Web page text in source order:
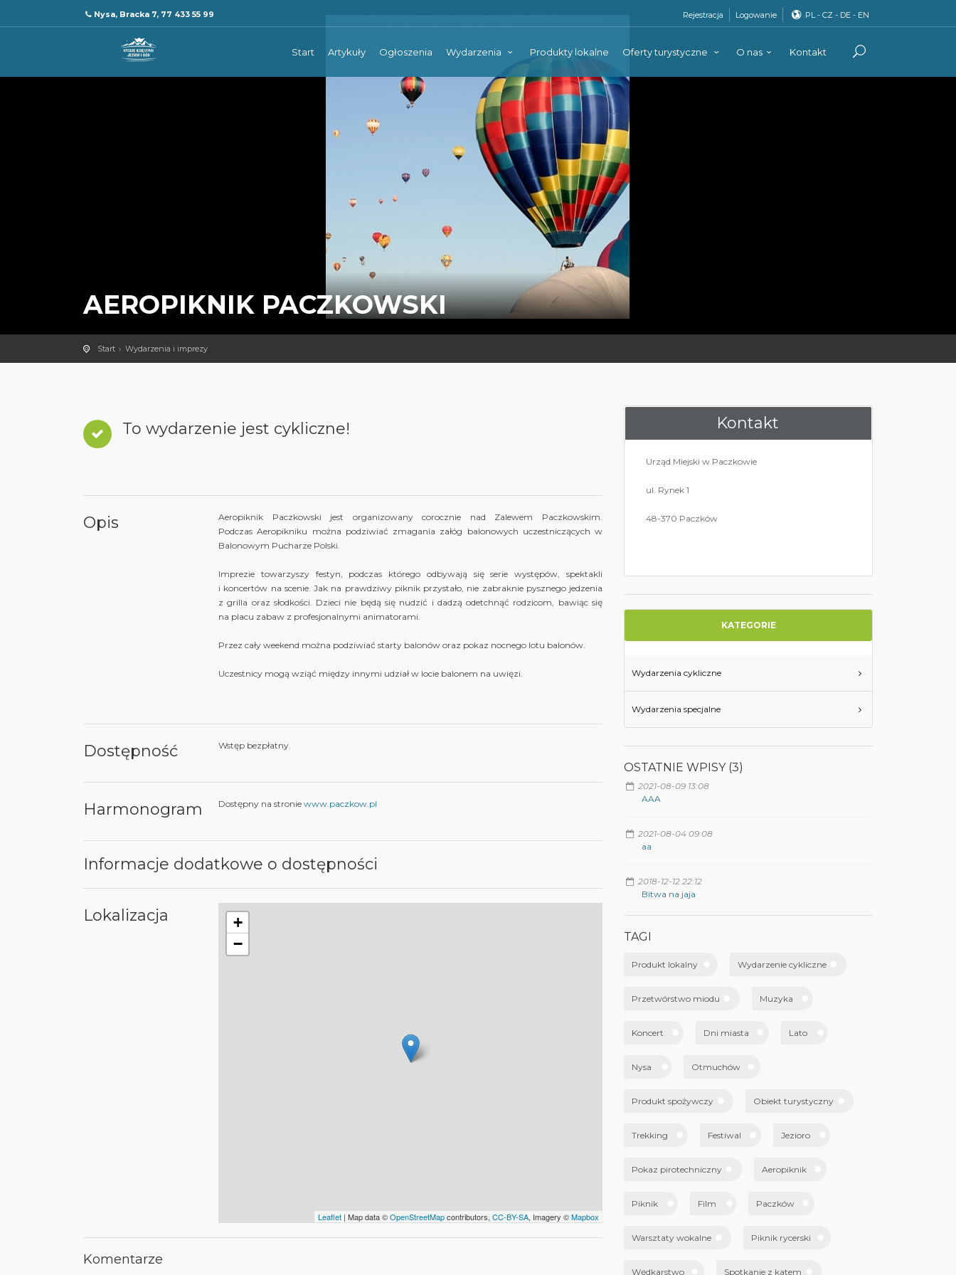
Nysa, Bracka 7, 77 433 55 99 Rejestracja Logowanie PL- CZ - DE - EN
Start Artykuły Ogłoszenia Wydarzenia Produkty lokalne Oferty turystyczne O nas Kontakt
AEROPIKNIK PACZKOWSKI
Start Wydarzenia i imprezy
To wydarzenie jest cykliczne!
Opis
Aeropiknik Paczkowski jest organizowany corocznie nad Zalewem Paczkowskim.
Podczas Aeropikniku można podziwiać zmagania załóg balonowych uczestniczących w
Balonowym Pucharze Polski.
Imprezie towarzyszy festyn, podczas którego odbywają się serie występów, spektakli
i koncertów na scenie. Jak na prawdziwy piknik przystało, nie zabraknie pysznego jedzenia
z grilla oraz słodkości. Dzieci nie będą się nudzić i dadzą odetchnąć rodzicom, bawiąc się
na placu zabaw z profesjonalnymi animatorami.
Przez cały weekend można podziwiać starty balonów oraz pokaz nocnego lotu balonów.
Uczestnicy mogą wziąć między innymi udział w locie balonem na uwięzi.
Dostępność Wstęp bezpłatny.
Harmonogram Dostępny na stronie www.paczkow.pl
Informacje dodatkowe o dostępności
Lokalizacja
+
−
Leaflet | Map data ©OpenStreetMapcontributors, CC-BY-SA, Imagery ©Mapbox
Komentarze
Kontakt
Urząd Miejski w Paczkowie
ul. Rynek 1
48-370 Paczków
KATEGORIE
Wydarzenia cykliczne
Wydarzenia specjalne
OSTATNIE WPISY (3)
2021-08-09 13:08
AAA
2021-08-04 09:08
aa
2018-12-12 22:12
Bitwa na jaja
TAGI
Produkt lokalny Wydarzenie cykliczne
Przetwórstwo miodu Muzyka
Koncert Dni miasta Lato
Nysa Otmuchów
Produkt spożywczy Obiekt turystyczny
Trekking Festiwal Jezioro
Pokaz pirotechniczny Aeropiknik
Piknik Film Paczków
Warsztaty wokalne Piknik rycerski
Wędkarstwo Spotkanie z katem